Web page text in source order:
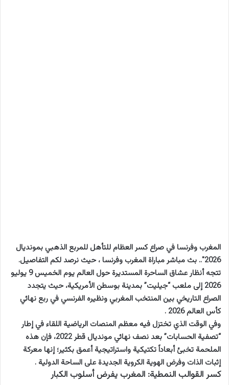
المغرب وفرنسا في صراع كسر العظام للتأهل للمربع الذهبي بمونديال
2026″.. بث مباشر مباراة المغرب وفرنسا ، حيث نرصد لكم التفاصيل.
تتجه أنظار عشاق الساحرة المستديرة حول العالم يوم الخميس 9 يوليو
2026 إلى ملعب “جيليت” بمدينة بوسطن الأمريكية، حيث يتجدد
الصراع التاريخي بين المنتخب المغربي ونظيره الفرنسي في ربع نهائي
كأس العالم 2026 .
وفي الوقت الذي تختزل فيه معظم المنصات الرياضية اللقاء في إطار
“تصفية الحسابات” بعد نصف نهائي مونديال قطر 2022، فإن هذه
الملحمة تخبئ أبعاداً تكتيكية واستراتيجية أعمق بكثير؛ إنها معركة
إثبات الذات وفرض الهوية الكروية الجديدة على الساحة الدولية .
كسر القوالب النمطية: المغرب يفرض أسلوب الكبار